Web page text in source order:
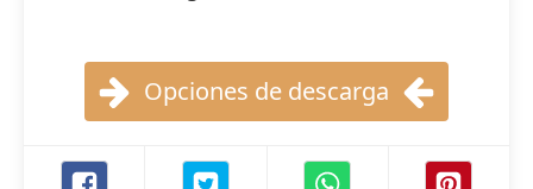
Opciones de descarga